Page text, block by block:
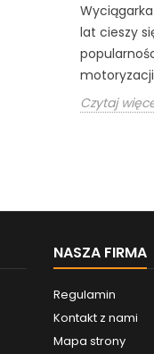
lat cieszy
Czytaj
NASZA FIRMA
Regulamin
Kontakt z nami
Mapa strony